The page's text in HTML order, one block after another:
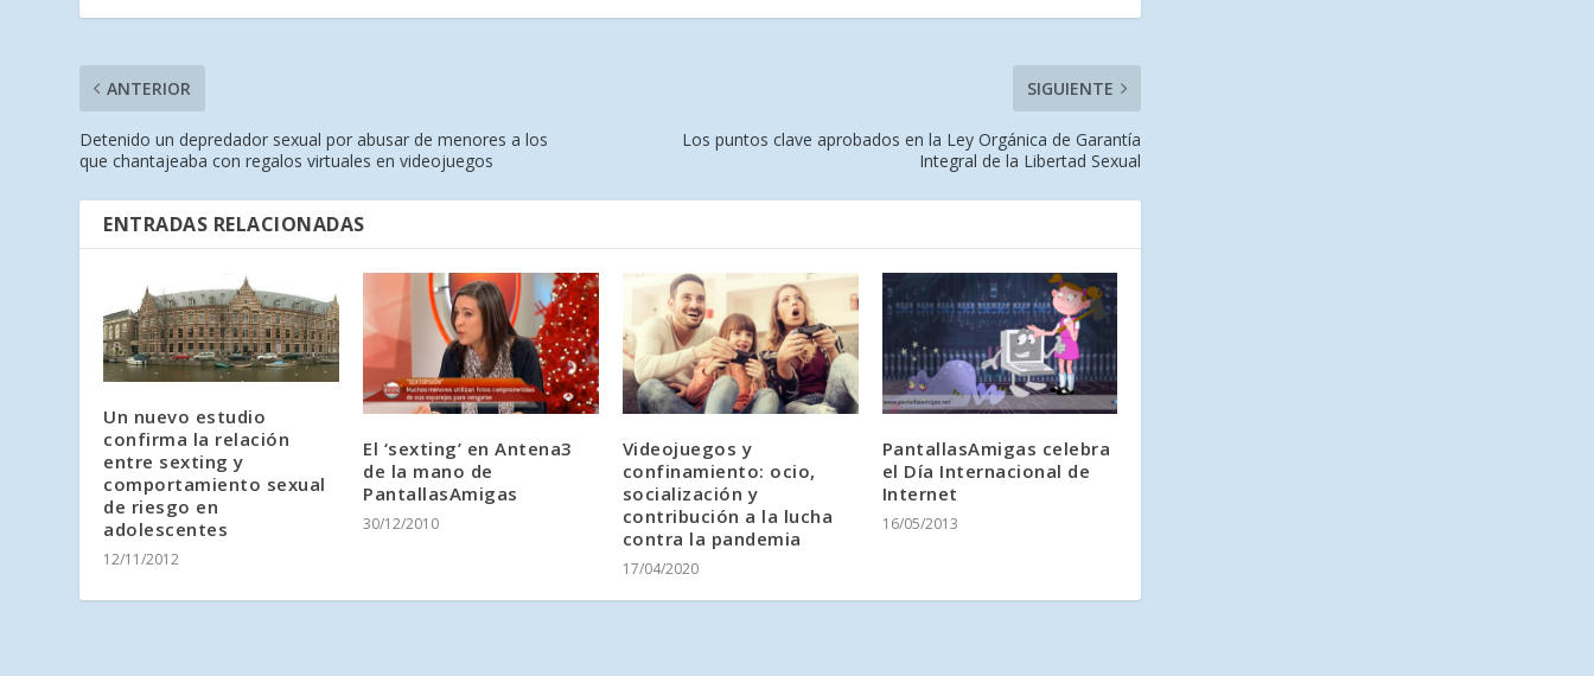
ANTERIOR
Detenido un depredador sexual por abusar de menores a los
que chantajeaba con regalos virtuales en videojuegos
SIGUIENTE
Los puntos clave aprobados en la Ley Orgánica de Garantía
Integral de la Libertad Sexual
ENTRADAS RELACIONADAS
Un nuevo estudio
confirma la relación
entre sexting y
comportamiento sexual
de riesgo en
adolescentes
12/11/2012
El ‘sexting’ en Antena3
de la mano de
PantallasAmigas
30/12/2010
Videojuegos y
confinamiento: ocio,
socialización y
contribución a la lucha
contra la pandemia
17/04/2020
PantallasAmigas celebra
el Día Internacional de
Internet
16/05/2013